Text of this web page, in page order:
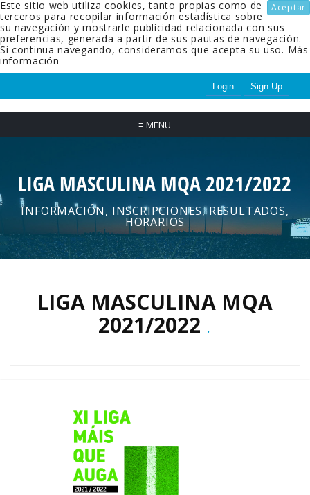
Aceptar
Este sitio web utiliza cookies, tanto propias como de
terceros para recopilar información estadística sobre
su navegación y mostrarle publicidad relacionada con sus
preferencias, generada a partir de sus pautas de navegación.
Si continua navegando, consideramos que acepta su uso. Más
información
Login Sign Up
≡ MENU
LIGA MASCULINA MQA 2021/2022
INFORMACIÓN, INSCRIPCIONES, RESULTADOS,
HORARIOS
LIGA MASCULINA MQA
2021/2022 .